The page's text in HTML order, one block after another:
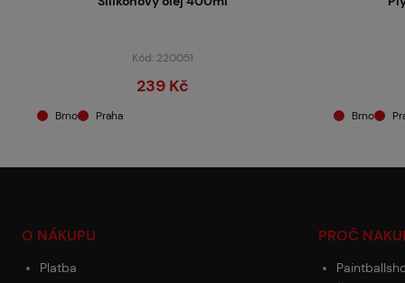
Kód: 220051
239 Kč
Brno Praha Brno
O NÁKUPU
Platba
PROČ